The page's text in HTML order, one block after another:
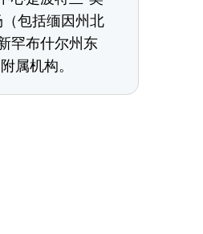
包括缅因州北
罕布什尔州东
属机构。